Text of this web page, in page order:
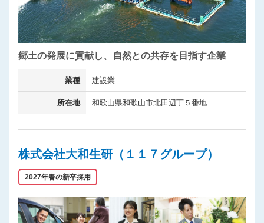
郷土の発展に貢献し、自然との共存を目指す企業
業種 建設業
所在地 和歌山県和歌山市北田辺丁５番地
株式会社大和生研（１１７グループ）
2027年春の新卒採用